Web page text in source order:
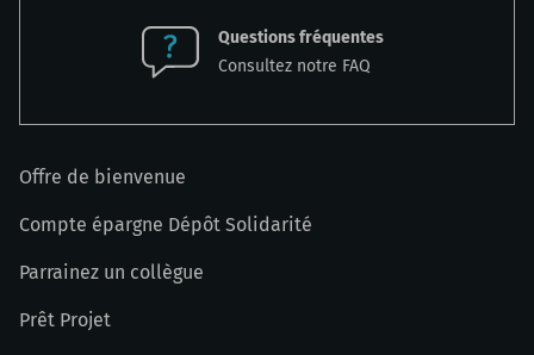
Questions fréquentes
Consultez notre FAQ
Offre de bienvenue
Compte épargne Dépôt Solidarité
Parrainez un collègue
Prêt Projet